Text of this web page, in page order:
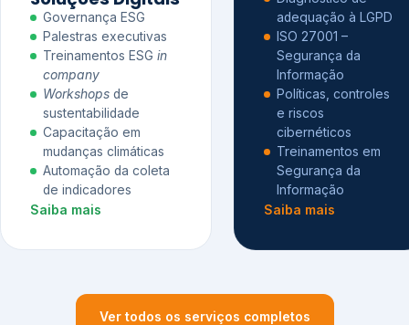
Governança ESG
Palestras executivas
Treinamentos ESG in
company
Workshops de
sustentabilidade
Capacitação em
mudanças climáticas
Automação da coleta
de indicadores
Saiba mais
adequação à LGPD
ISO 27001 –
Segurança da
Informação
Políticas, controles
e riscos
cibernéticos
Treinamentos em
Segurança da
Informação
Saiba mais
Ver todos os serviços completos